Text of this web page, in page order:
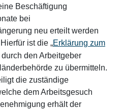
Beschäftigung
bei
neu erteilt werden
ist die „Erklärung zum
durch den Arbeitgeber
zu übermitteln.
die zuständige
dem Arbeitsgesuch
erhält der